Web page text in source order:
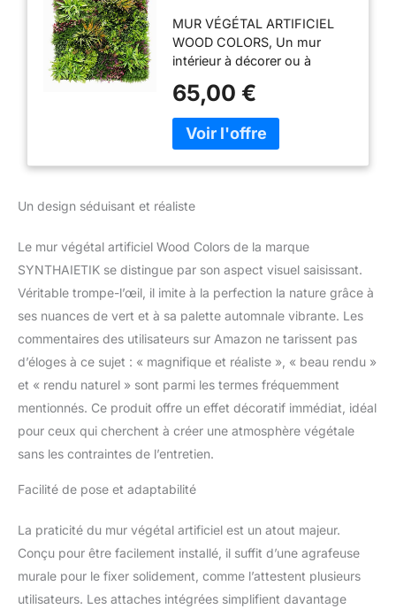
de 1m *1m décoration
Murale Palette
automnale vibrante
MUR VÉGÉTAL ARTIFICIEL
WOOD COLORS, Un mur
intérieur à décorer ou à
Nattendez plus pour les
revêtir de notre tout nouveau
modèle de mur végétal
artificiel « Wood Colors»!
Succombez à son mélange
rouges et oranges! Si vous
sur le bon article, vous serez
amplement satisfait de ce
végétal « Wood Colors » –
palette automnale vibrante
Panneau 1 m² clipsable
(quadrillage 25 × 50 cm) :
pose rapide, découpe propre.
Relief 300 mm | ≈ 1 400
feuilles : mix vert profond,
violet, rouge brique et orange
brûlé pour un effet « bois
Polyéthylène haute densité
couleurs stables en extérieur.
comme brise-vue design ou
décor mural intérieur. Poids
3,4 kg/m², résistance vent >
65,00 €
Un design séduisant et réaliste
Le mur végétal artificiel Wood Colors de la marque
SYNTHAIETIK se distingue par son aspect visuel saisissant.
Véritable trompe-l’œil, il imite à la perfection la nature grâce à
ses nuances de vert et à sa palette automnale vibrante. Les
commentaires des utilisateurs sur Amazon ne tarissent pas
d’éloges à ce sujet : « magnifique et réaliste », « beau rendu »
et « rendu naturel » sont parmi les termes fréquemment
mentionnés. Ce produit offre un effet décoratif immédiat, idéal
pour ceux qui cherchent à créer une atmosphère végétale
sans les contraintes de l’entretien.
Facilité de pose et adaptabilité
La praticité du mur végétal artificiel est un atout majeur.
Conçu pour être facilement installé, il suffit d’une agrafeuse
murale pour le fixer solidement, comme l’attestent plusieurs
utilisateurs. Les attaches intégrées simplifient davantage